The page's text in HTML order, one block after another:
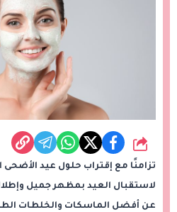
شارك
تزامنًا مع إقتراب حلول عيد الأضحى
لاستقبال العيد بمظهر جميل
عن أفضل الماسكات والخلطات